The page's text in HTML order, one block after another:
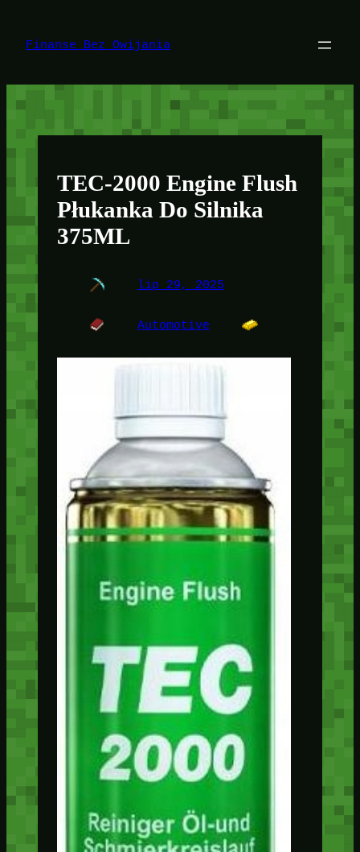
treści
Finanse Bez Owijania
TEC-2000 Engine Flush
Płukanka Do Silnika
375ML
lip 29, 2025
Automotive